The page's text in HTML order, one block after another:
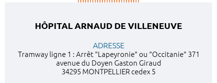
HÔPITAL ARNAUD DE VILLENEUVE
ADRESSE
Tramway ligne 1 : Arrêt "Lapeyronie" ou "Occitanie" 371
avenue du Doyen Gaston Giraud
34295 MONTPELLIER cedex 5